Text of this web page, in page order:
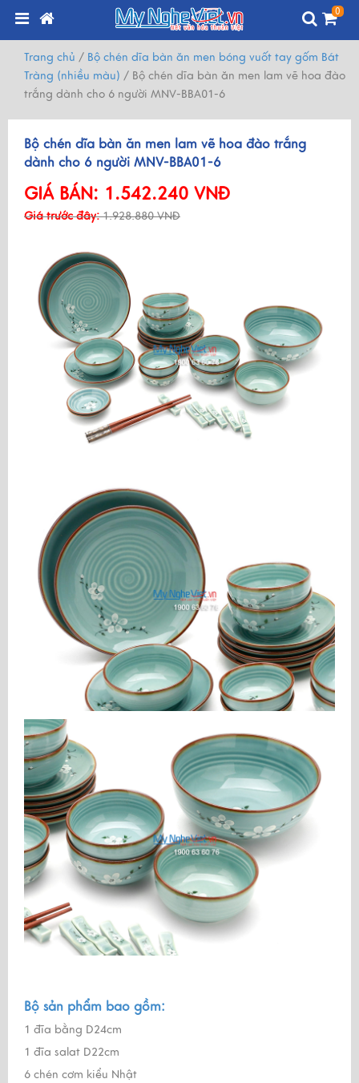
0
Trang chủ / Bộ chén dĩa bàn ăn men bóng vuốt tay gốm Bát
Tràng (nhiều màu) / Bộ chén dĩa bàn ăn men lam vẽ hoa đào
trắng dành cho 6 người MNV-BBA01-6
Bộ chén dĩa bàn ăn men lam vẽ hoa đào trắng
dành cho 6 người MNV-BBA01-6
GIÁ BÁN: 1.542.240 VNĐ
Giá trước đây:1.928.880 VNĐ
Bộ sản phẩm bao gồm:
1 đĩa bằng D24cm
1 đĩa salat D22cm
6 chén cơm kiểu Nhật